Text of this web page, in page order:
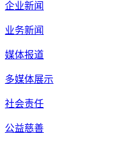
企业新闻
业务新闻
媒体报道
多媒体展示
社会责任
公益慈善